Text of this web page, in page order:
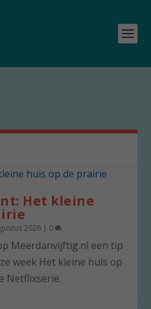
Het kleine
2026 | 0
Meerdanvijftig.nl een tip
week Het kleine huis op
Netflixserie.